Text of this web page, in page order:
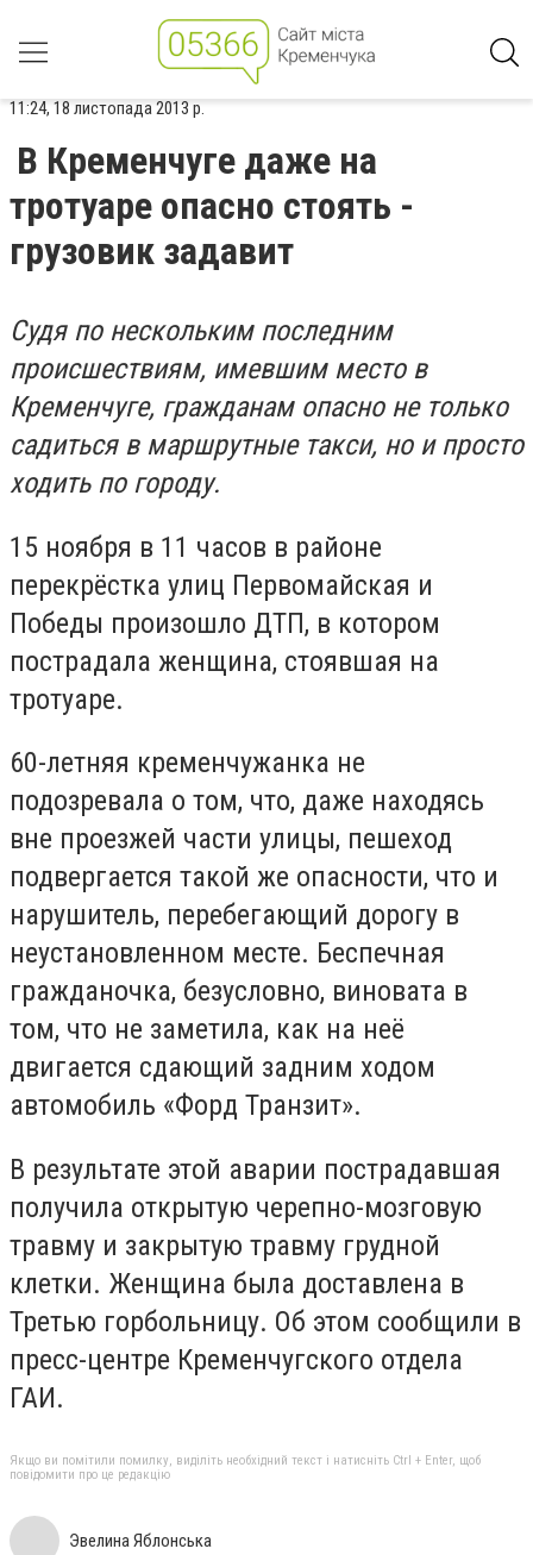
11:24, 18 листопада 2013 р.
В Кременчуге даже на
тротуаре опасно стоять -
грузовик задавит
Судя по нескольким последним
происшествиям, имевшим место в
Кременчуге, гражданам опасно не только
садиться в маршрутные такси, но и просто
ходить по городу.
15 ноября в 11 часов в районе
перекрёстка улиц Первомайская и
Победы произошло ДТП, в котором
пострадала женщина, стоявшая на
тротуаре.
60-летняя кременчужанка не
подозревала о том, что, даже находясь
вне проезжей части улицы, пешеход
подвергается такой же опасности, что и
нарушитель, перебегающий дорогу в
неустановленном месте. Беспечная
гражданочка, безусловно, виновата в
том, что не заметила, как на неё
двигается сдающий задним ходом
автомобиль «Форд Транзит».
В результате этой аварии пострадавшая
получила открытую черепно-мозговую
травму и закрытую травму грудной
клетки. Женщина была доставлена в
Третью горбольницу. Об этом сообщили в
пресс-центре Кременчугского отдела
ГАИ.
Якщо ви помітили помилку, виділіть необхідний текст і натисніть Ctrl + Enter, щоб
повідомити про це редакцію
Эвелина Яблонська